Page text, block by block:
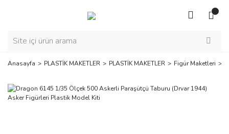
Anasayfa PLASTİK MAKETLER PLASTİK MAKETLER Figür Maketleri